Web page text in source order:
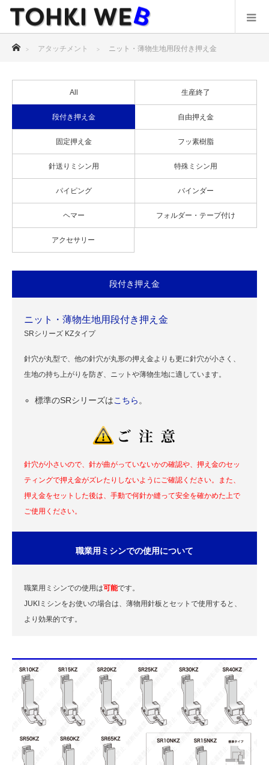
アタッチメント ニット・薄物生地用段付き押え金
All 生産終了
段付き押え金 自由押え金
固定押え金 フッ素樹脂
針送りミシン用 特殊ミシン用
パイピング バインダー
ヘマー フォルダー・テープ付け
アクセサリー
段付き押え金
ニット・薄物生地用段付き押え金
SRシリーズ KZタイプ
針穴が丸型で、他の針穴が丸形の押え金よりも更に針穴が小さく、
生地の持ち上がりを防ぎ、ニットや薄物生地に適しています。
標準のSRシリーズはこちら 。
針穴が小さいので、針が曲がっていないかの確認や、押え金のセッ
ティングで押え金がズレたりしないようにご確認ください。また、
押え金をセットした後は、手動で何針か縫って安全を確かめた上で
ご使用ください。
職業用ミシンでの使用について
職業用ミシンでの使用は可能です。
JUKIミシンをお使いの場合は、薄物用針板とセットで使用すると、
より効果的です。